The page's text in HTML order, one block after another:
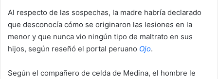
Al respecto de las sospechas, la madre habría declarado
que desconocía cómo se originaron las lesiones en la
menor y que nunca vio ningún tipo de maltrato en sus
hijos, según reseñó el portal peruano Ojo.
Según el compañero de celda de Medina, el hombre le